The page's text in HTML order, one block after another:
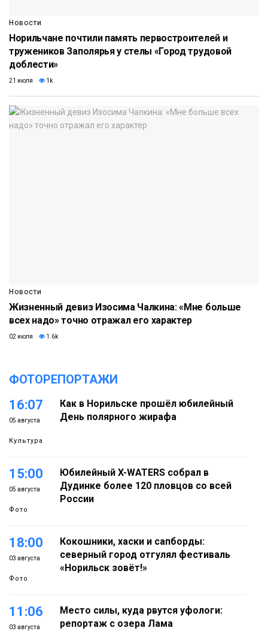
Новости
Норильчане почтили память первостроителей и
тружеников Заполярья у стелы «Город трудовой
доблести»
21 июля 1k
Новости
Жизненный девиз Изосима Чалкина: «Мне больше
всех надо» точно отражал его характер
02 июля 1.6k
ФОТОРЕПОРТАЖИ
16:07
05 августа
Культура
Как в Норильске прошёл юбилейный
День полярного жирафа
15:00
05 августа
Фото
Юбилейный X-WATERS собрал в
Дудинке более 120 пловцов со всей
России
18:00
03 августа
Фото
Кокошники, хаски и сапборды:
северный город отгулял фестиваль
«Норильск зовёт!»
11:06
03 августа
Место силы, куда рвутся уфологи:
репортаж с озера Лама